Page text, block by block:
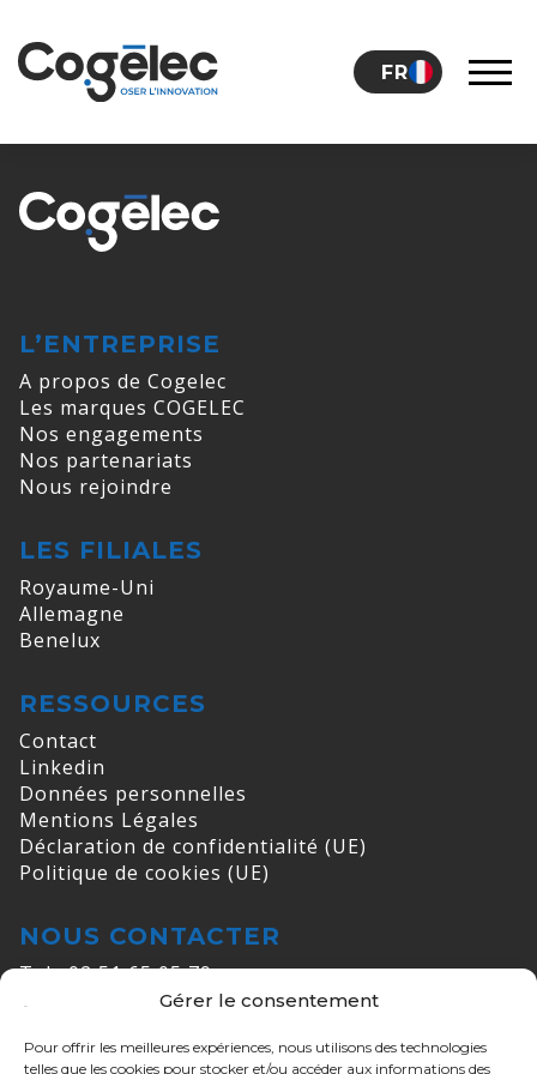
Gérer le consentement
Pour offrir les meilleures expériences, nous utilisons des technologies
telles que les cookies pour stocker et/ou accéder aux informations des
FR
LE GROUPE
NOS ACTUALITÉS
CONTACT
L’ENTREPRISE
A propos de Cogelec
Les marques COGELEC
Nos engagements
Nos partenariats
Nous rejoindre
LES FILIALES
Royaume-Uni
Allemagne
Benelux
RESSOURCES
Contact
Linkedin
Données personnelles
Mentions Légales
Déclaration de confidentialité (UE)
Politique de cookies (UE)
NOUS CONTACTER
Tel : 02 51 65 05 79
E-mail :
info@cogelec.fr